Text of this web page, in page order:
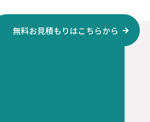
無料お見積もりはこちらから